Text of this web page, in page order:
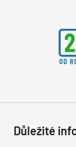
Důležité